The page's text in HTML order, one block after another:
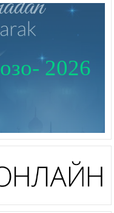
2026